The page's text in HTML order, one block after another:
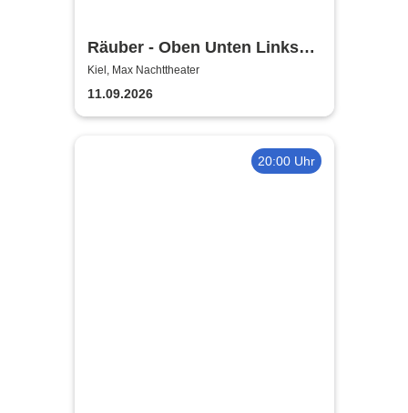
Räuber - Oben Unten Links
Rechts
Kiel, Max Nachttheater
11.09.2026
20:00 Uhr